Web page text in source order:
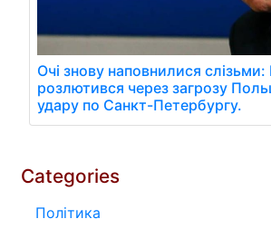
Очі знову наповнилися
розлютився через загрозу
удару по Санкт-Петербургу.
Categories
Політика